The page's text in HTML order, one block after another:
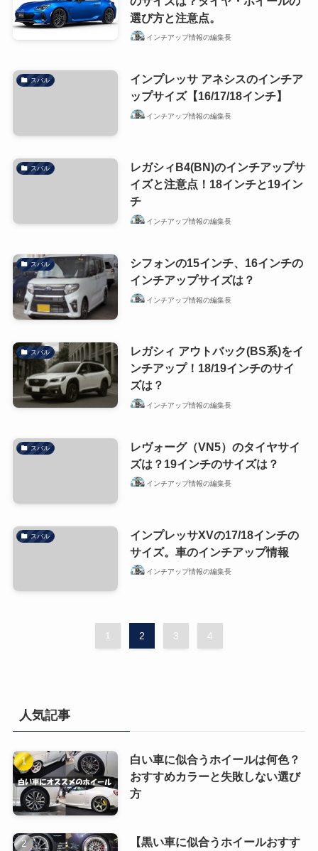
選び方と注意点。
インチアップ情報の編集長
スバル
インプレッサ アネシスのインチア
ップサイズ【16/17/18インチ】
インチアップ情報の編集長
スバル
レガシィB4(BN)のインチアップサ
イズと注意点！18インチと19イン
チ
インチアップ情報の編集長
スバル
シフォンの15インチ、16インチの
インチアップサイズは？
インチアップ情報の編集長
スバル
レガシィ アウトバック(BS系)をイ
ンチアップ！18/19インチのサイ
ズは？
インチアップ情報の編集長
スバル
レヴォーグ（VN5）のタイヤサイ
ズは？19インチのサイズは？
インチアップ情報の編集長
スバル
インプレッサXVの17/18インチの
サイズ。車のインチアップ情報
インチアップ情報の編集長
1 2 3 4
人気記事
白い車に似合うホイールは何色？
おすすめカラーと失敗しない選び
方
【黒い車に似合うホイールおすす